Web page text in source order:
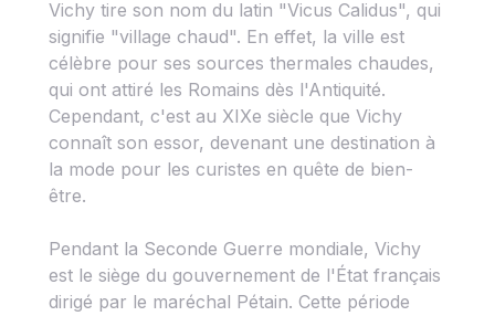
Vichy tire son nom du latin "Vicus Calidus", qui
signifie "village chaud". En effet, la ville est
célèbre pour ses sources thermales chaudes,
qui ont attiré les Romains dès l'Antiquité.
Cependant, c'est au XIXe siècle que Vichy
connaît son essor, devenant une destination à
la mode pour les curistes en quête de bien-
être.
Pendant la Seconde Guerre mondiale, Vichy
est le siège du gouvernement de l'État français
dirigé par le maréchal Pétain. Cette période